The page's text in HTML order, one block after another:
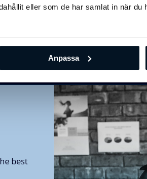
eller som de har samlat in när du
Anpassa